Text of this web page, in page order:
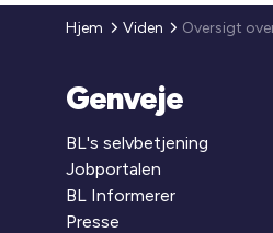
Hjem Viden
Genveje
BL's selvbetjening
Jobportalen
BL Informerer
Presse